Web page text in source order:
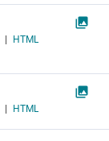
HTML
HTML